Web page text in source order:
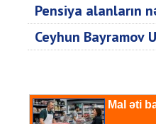
Pensiya alanların
Ceyhun Bayramov